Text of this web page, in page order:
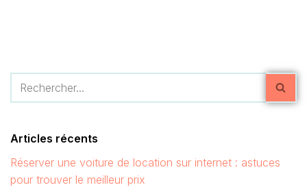
Articles récents
Réserver une voiture de location sur internet : astuces
pour trouver le meilleur prix